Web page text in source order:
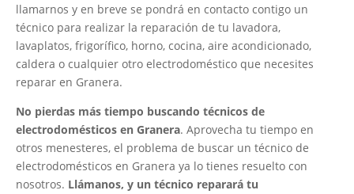
llamarnos y en breve se pondrá en contacto contigo un
técnico para realizar la reparación de tu lavadora,
lavaplatos, frigorífico, horno, cocina, aire acondicionado,
caldera o cualquier otro electrodoméstico que necesites
reparar en Granera.
No pierdas más tiempo buscando técnicos de
electrodomésticos en Granera. Aprovecha tu tiempo en
otros menesteres, el problema de buscar un técnico de
electrodomésticos en Granera ya lo tienes resuelto con
nosotros. Llámanos, y un técnico reparará tu